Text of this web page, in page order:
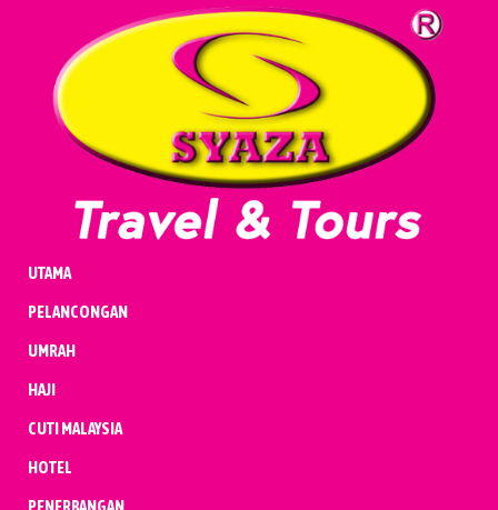
UTAMA
PELANCONGAN
UMRAH
HAJI
CUTI MALAYSIA
HOTEL
PENERBANGAN
CUTI MALAYSIA
HOTEL
PENERBANGAN
BADAL & QURBAN